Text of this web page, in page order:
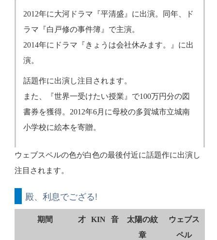
2012年に大河ドラマ『平清盛』に出演。同年、ド
ラマ『白戸修の事件簿』で主演。
2014年にドラマ『きょうは会社休みます。』に出
演。
話題作に出演し注目されます。
また、『世界一受けたい授業』で100万円分の図
書券を獲得。2012年6月に母校の多賀城市立城南
小学校に絵本を寄贈。
ウェブスペルの色が白色の最後付近に話題作に出演し
注目されます。
殿、利息でござる!
期間 才 KIN 音
太陽の紋
章
ウェブス
ペル